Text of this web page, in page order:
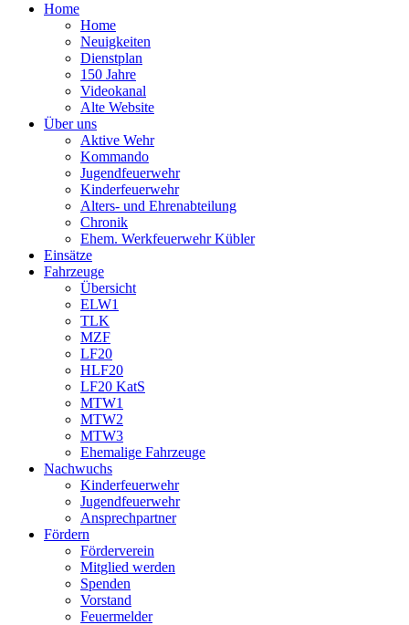
Home
Home
Neuigkeiten
Dienstplan
150 Jahre
Videokanal
Alte Website
Über uns
Aktive Wehr
Kommando
Jugendfeuerwehr
Kinderfeuerwehr
Alters- und Ehrenabteilung
Chronik
Ehem. Werkfeuerwehr Kübler
Einsätze
Fahrzeuge
Übersicht
ELW1
TLK
MZF
LF20
HLF20
LF20 KatS
MTW1
MTW2
MTW3
Ehemalige Fahrzeuge
Nachwuchs
Kinderfeuerwehr
Jugendfeuerwehr
Ansprechpartner
Fördern
Förderverein
Mitglied werden
Spenden
Vorstand
Feuermelder